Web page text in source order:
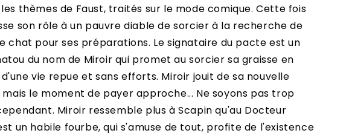
thèmes de Faust, traités sur le mode comique. Cette fois
son rôle à un pauvre diable de sorcier à la recherche de
chat pour ses préparations. Le signataire du pacte est un
du nom de Miroir qui promet au sorcier sa graisse en
vie repue et sans efforts. Miroir jouit de sa nouvelle
le moment de payer approche... Ne soyons pas trop
Miroir ressemble plus à Scapin qu'au Docteur
un habile fourbe, qui s'amuse de tout, profite de l'existence